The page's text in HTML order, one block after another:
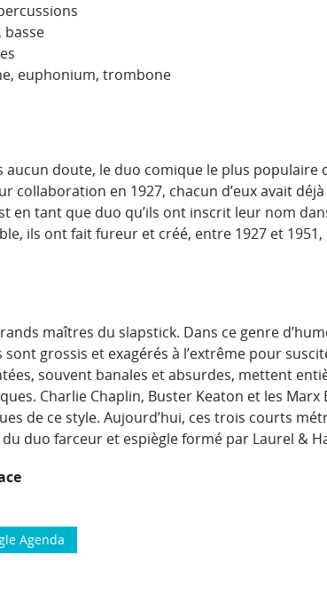
basse
euphonium, trombone
doute, le duo comique le plus populaire
collaboration en 1927, chacun d’eux avait
en tant que duo qu’ils ont inscrit leur nom
ils ont fait fureur et créé, entre 1927 et
maîtres du slapstick. Dans ce genre
grossis et exagérés à l’extrême pour
souvent banales et absurdes, mettent
Charlie Chaplin, Buster Keaton et les
de ce style. Aujourd’hui, ces trois courts
duo farceur et espiègle formé par Laurel &
Agenda